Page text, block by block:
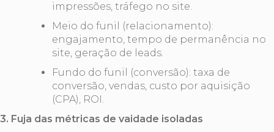
impressões, tráfego no site.
Meio do funil (relacionamento):
engajamento, tempo de permanência no
site, geração de leads.
Fundo do funil (conversão): taxa de
conversão, vendas, custo por aquisição
(CPA), ROI.
3. Fuja das métricas de vaidade isoladas